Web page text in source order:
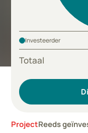
Investeerder
Totaal
ProjectReeds